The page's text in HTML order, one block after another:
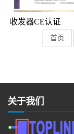
收发器CE认证
首页
关于我们